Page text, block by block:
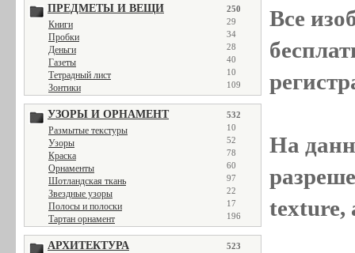
ПРЕДМЕТЫ И ВЕЩИ 250
Книги 29
Пробки 34
Деньги 28
Газеты 40
Тетрадный лист 10
Зонтики 109
УЗОРЫ И ОРНАМЕНТ 532
Размытые текстуры 10
Узоры 52
Краска 78
Орнаменты 60
Шотландская ткань 97
Звездные узоры 22
Полосы и полоски 17
Тартан орнамент 196
АРХИТЕКТУРА 523
Все
На
texture,